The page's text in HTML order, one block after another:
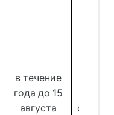
в течение
года до 15
августа